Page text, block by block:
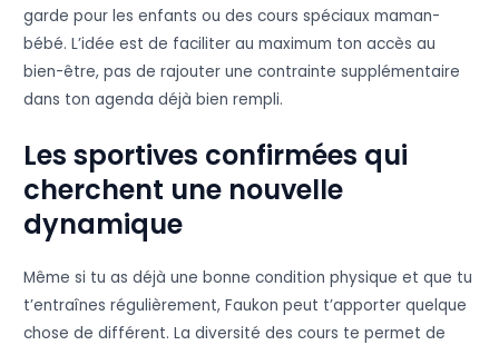
garde pour les enfants ou des cours spéciaux maman-
bébé. L’idée est de faciliter au maximum ton accès au
bien-être, pas de rajouter une contrainte supplémentaire
dans ton agenda déjà bien rempli.
Les sportives confirmées qui
cherchent une nouvelle
dynamique
Même si tu as déjà une bonne condition physique et que tu
t’entraînes régulièrement, Faukon peut t’apporter quelque
chose de différent. La diversité des cours te permet de